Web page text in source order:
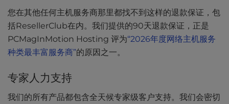
您在其他任何主机服务商那里都找不到这样的退款保证，包
括ResellerClub在内。我们提供的90天退款保证，正是
PCMagInMotion Hosting 评为“2026年度网络主机服务
种类最丰富服务商”的原因之一。
专家人力支持
我们的所有产品都包含全天候专家级客户支持。我们会密切